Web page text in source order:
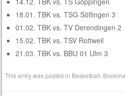
18.01. TBK vs. TSG Söflingen 3
01.02. TBK vs. TV Derendingen 2
15.02. TBK vs. TSV Rottweil
21.03. TBK vs. BBU 01 Ulm 3
This entry was posted in Basketball .